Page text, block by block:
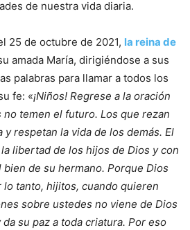
de nuestra vida diaria.
25 de octubre de 2021, la reina de
amada María, dirigiéndose a sus
palabras para llamar a todos los
fe: «¡Niños! Regrese a la oración
temen el futuro. Los que rezan
y respetan la vida de los demás. El
libertad de los hijos de Dios y con
de su hermano. Porque Dios
tanto, hijitos, cuando quieren
sobre ustedes no viene de Dios
su paz a toda criatura. Por eso